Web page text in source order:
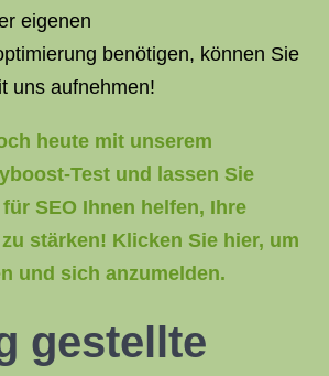
eigenen
benötigen, können Sie
uns aufnehmen!
heute mit unserem
Test und lassen Sie
SEO Ihnen helfen, Ihre
stärken! Klicken Sie hier, um
und sich anzumelden.
gestellte